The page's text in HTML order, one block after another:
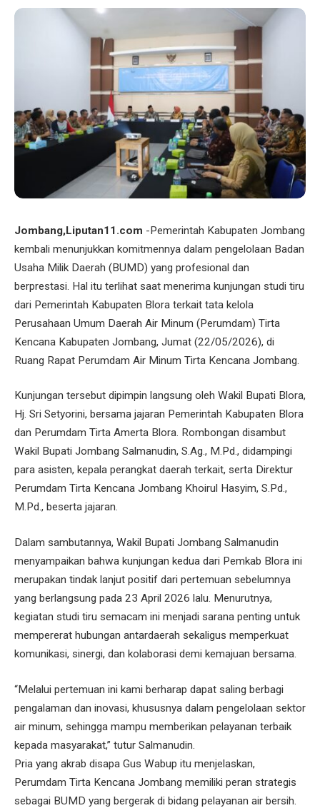
Jombang,Liputan11.com -Pemerintah Kabupaten Jombang
kembali menunjukkan komitmennya dalam pengelolaan Badan
Usaha Milik Daerah (BUMD) yang profesional dan
berprestasi. Hal itu terlihat saat menerima kunjungan studi tiru
dari Pemerintah Kabupaten Blora terkait tata kelola
Perusahaan Umum Daerah Air Minum (Perumdam) Tirta
Kencana Kabupaten Jombang, Jumat (22/05/2026), di
Ruang Rapat Perumdam Air Minum Tirta Kencana Jombang.
Kunjungan tersebut dipimpin langsung oleh Wakil Bupati Blora,
Hj. Sri Setyorini, bersama jajaran Pemerintah Kabupaten Blora
dan Perumdam Tirta Amerta Blora. Rombongan disambut
Wakil Bupati Jombang Salmanudin, S.Ag., M.Pd., didampingi
para asisten, kepala perangkat daerah terkait, serta Direktur
Perumdam Tirta Kencana Jombang Khoirul Hasyim, S.Pd.,
M.Pd., beserta jajaran.
Dalam sambutannya, Wakil Bupati Jombang Salmanudin
menyampaikan bahwa kunjungan kedua dari Pemkab Blora ini
merupakan tindak lanjut positif dari pertemuan sebelumnya
yang berlangsung pada 23 April 2026 lalu. Menurutnya,
kegiatan studi tiru semacam ini menjadi sarana penting untuk
mempererat hubungan antardaerah sekaligus memperkuat
komunikasi, sinergi, dan kolaborasi demi kemajuan bersama.
“Melalui pertemuan ini kami berharap dapat saling berbagi
pengalaman dan inovasi, khususnya dalam pengelolaan sektor
air minum, sehingga mampu memberikan pelayanan terbaik
kepada masyarakat,” tutur Salmanudin.
Pria yang akrab disapa Gus Wabup itu menjelaskan,
Perumdam Tirta Kencana Jombang memiliki peran strategis
sebagai BUMD yang bergerak di bidang pelayanan air bersih.